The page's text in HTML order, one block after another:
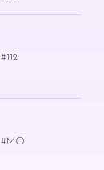
#112
#MO